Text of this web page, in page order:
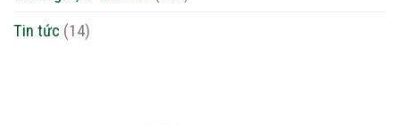
Tin tức (14)